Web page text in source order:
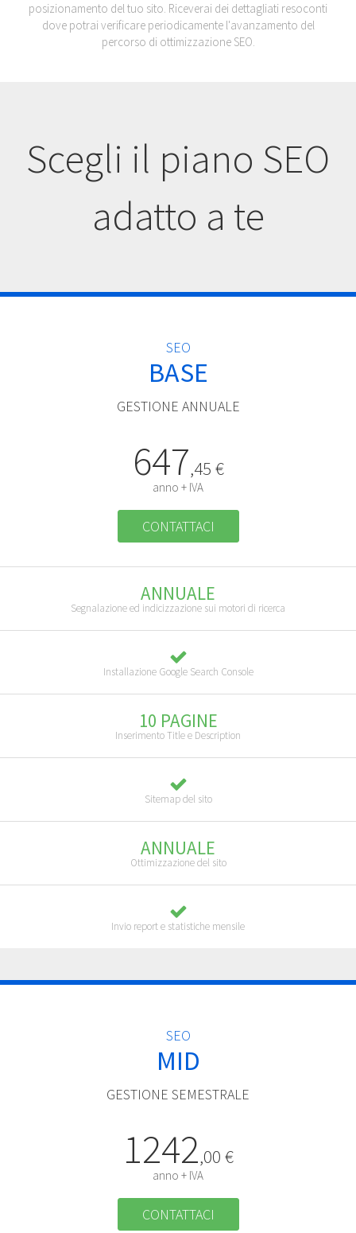
posizionamento del tuo sito. Riceverai dei dettagliati resoconti
dove potrai verificare periodicamente l'avanzamento del
percorso di ottimizzazione SEO.
Scegli il piano SEO
adatto a te
SEO
BASE
GESTIONE ANNUALE
647,45 €
anno + IVA
CONTATTACI
ANNUALE
Segnalazione ed indicizzazione sui motori di ricerca
Installazione Google Search Console
10 PAGINE
Inserimento Title e Description
Sitemap del sito
ANNUALE
Ottimizzazione del sito
Invio report e statistiche mensile
SEO
MID
GESTIONE SEMESTRALE
1242,00 €
anno + IVA
CONTATTACI